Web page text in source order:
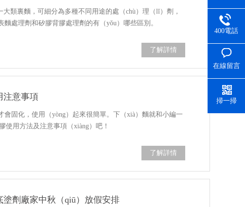
類裏麵，可細分為多種不同用途的處（chù）理（lǐ）劑，
處理劑和矽膠背膠處理劑的有（yǒu）哪些區別。
了解詳情
注意事項
會固化，使用（yòng）起來很簡單。下（xià）麵就和小編一
使用方法及注意事項（xiàng）吧！
了解詳情
塗劑廠家中秋（qiū）放假安排
400電話
在線留言
掃一掃